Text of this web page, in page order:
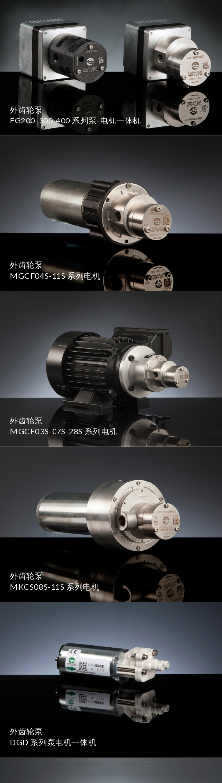
外齿轮泵
FG200-300-400 系列泵-电机一体机
外齿轮泵
MGCF04S-11S 系列电机
外齿轮泵
MGCF03S-07S-28S 系列电机
外齿轮泵
MKCS08S-11S 系列电机
外齿轮泵
DGD 系列泵电机一体机